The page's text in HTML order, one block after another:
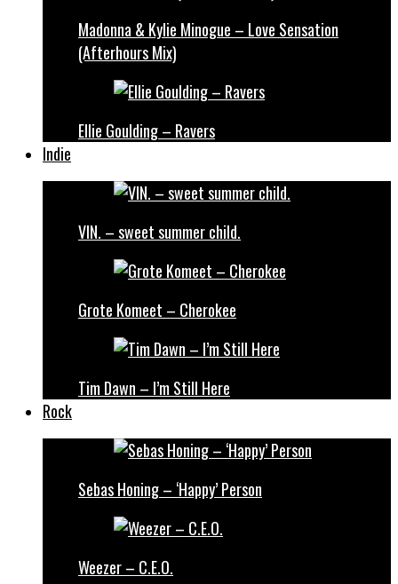
Madonna & Kylie Minogue – Love Sensation
(Afterhours Mix)
Ellie Goulding – Ravers
Indie
VIN. – sweet summer child.
Grote Komeet – Cherokee
Tim Dawn – I’m Still Here
Rock
Sebas Honing – ‘Happy’ Person
Weezer – C.E.O.